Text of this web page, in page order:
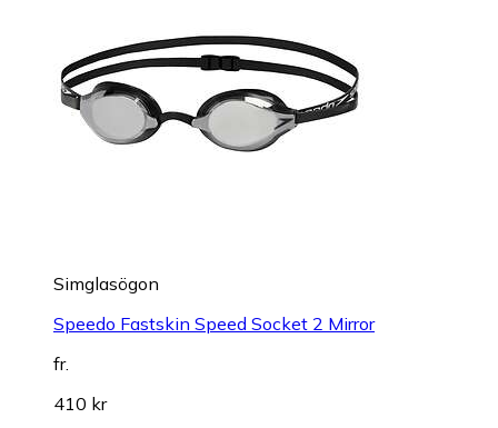
Simglasögon
Speedo Fastskin Speed Socket 2 Mirror
fr.
410 kr